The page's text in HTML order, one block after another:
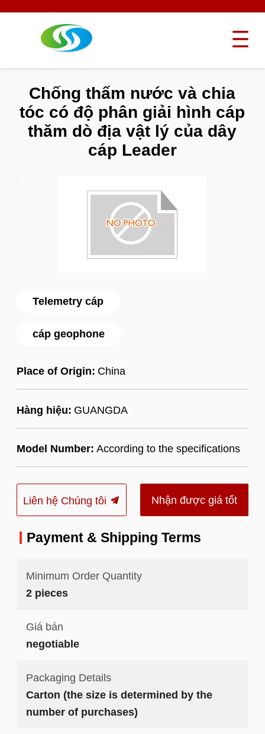
Telemetry cáp
cáp geophone
Place of Origin: China
Hàng hiệu: GUANGDA
Model Number: According to the specifications
Liên hệ Chúng tôi Nhận được giá tốt
nhất
Chống thấm nước và chia
tóc có độ phân giải hình cáp
thăm dò địa vật lý của dây
cáp Leader
Payment & Shipping Terms
Minimum Order Quantity
2 pieces
Giá bán
negotiable
Packaging Details
Carton (the size is determined by the
number of purchases)